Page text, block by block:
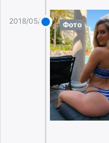
2018/05/13 Фото